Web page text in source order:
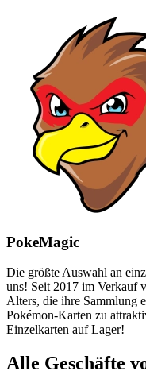
PokeMagic
Die größte Auswahl an
uns! Seit 2017 im Verkauf
Alters, die ihre Sammlung
Pokémon-Karten zu
Einzelkarten auf Lager!
Alle Geschäfte